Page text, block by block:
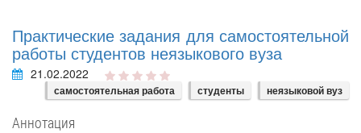
Практические задания для самостоятельной
работы студентов неязыкового вуза
21.02.2022
самостоятельная работа студенты неязыковой вуз
Аннотация